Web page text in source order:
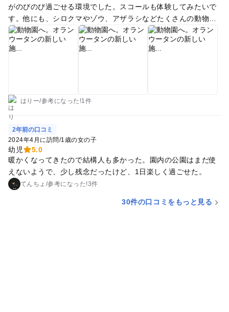
かったようです。
がのびのび過ごせる環境でした。スコールも体験してみたいで
す。他にも、シロクマやゾウ、アザラシなどたくさんの動物を
見て癒されました。
はりー/参考になった!1件
2年前の口コミ
2024年4月に訪問/1歳の女の子
幼児
5.0
暖かくなってきたので結構人も多かった。園内の公園はまだ使
えないようで、少し残念だったけど、1日楽しく過ごせた。
てんちょ /参考に なった!3件
30件の口コミをもっと見る